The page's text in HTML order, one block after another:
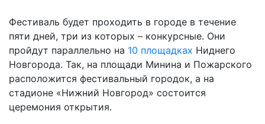
Фестиваль будет проходить в городе в течение
пяти дней, три из которых – конкурсные. Они
пройдут параллельно на 10 площадках Ниднего
Новгорода. Так, на площади Минина и Пожарского
расположится фестивальный городок, а на
стадионе «Нижний Новгород» состоится
церемония открытия.